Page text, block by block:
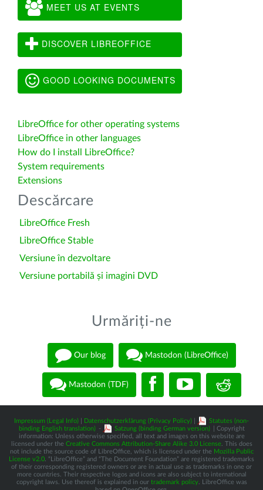
MEET US AT EVENTS
DISCOVER LIBREOFFICE
GOOD LOOKING DOCUMENTS
LibreOffice for other operating systems
LibreOffice in other languages
How do I install LibreOffice?
System requirements
Extensions
Descărcare
LibreOffice Fresh
LibreOffice Stable
Versiune în dezvoltare
Versiune portabilă și imagini DVD
Urmăriți-ne
Our blog Mastodon (LibreOffice)
Mastodon (TDF)
Impressum (Legal Info) Datenschutzerklärung (Privacy Policy)
Statutes (non-
binding English translation) - Satzung (binding German version)
| Copyright
information: Unless otherwise specified, all text and images on this website are
licensed under the Creative Commons Attribution-Share Alike 3.0 License. This does
not include the source code of LibreOffice, which is licensed under the Mozilla Public
License v2.0 . “LibreOffice” and “The Document Foundation” are registered trademarks
of their corresponding registered owners or are in actual use as trademarks in one or
more countries. Their respective logos and icons are also subject to international
copyright laws. Use thereof is explained in our trademark policy. LibreOffice was